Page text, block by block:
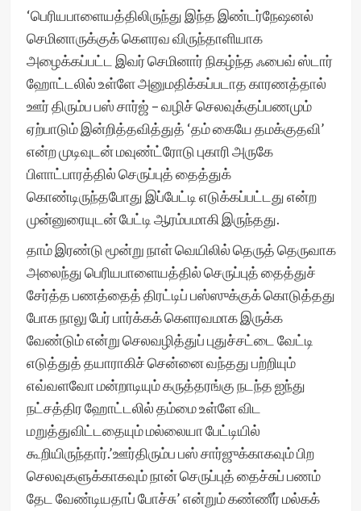
‘பெரியபாளையத்திலிருந்து இந்த இண்டர்நேஷனல்
செமினாருக்குக் கெளரவ விருந்தாளியாக
அழைக்கப்பட்ட இவர் செமினார் நிகழ்ந்த ஃபைவ் ஸ்டார்
ஹோட்டலில் உள்ளே அனுமதிக்கப்படாத காரணத்தால்
ஊர் திரும்ப பஸ் சார்ஜ் – வழிச் செலவுக்குப்பணமும்
ஏற்பாடும் இன்றித்தவித்துத் ‘தம் கையே தமக்குதவி’
என்ற முடிவுடன் மவுண்ட்ரோடு புகாரி அருகே
பிளாட்பாரத்தில் செருப்புத் தைத்துக்
கொண்டிருந்தபோது இப்பேட்டி எடுக்கப்பட்டது என்ற
முன்னுரையுடன் பேட்டி ஆரம்பமாகி இருந்தது.
தாம் இரண்டு மூன்று நாள் வெயிலில் தெருத் தெருவாக
அலைந்து பெரியபாளையத்தில் செருப்புத் தைத்துச்
சேர்த்த பணத்தைத் திரட்டிப் பஸ்ஸுக்குக் கொடுத்தது
போக நாலு பேர் பார்க்கக் கெளரவமாக இருக்க
வேண்டும் என்று செலவழித்துப் புதுச்சட்டை வேட்டி
எடுத்துத் தயாராகிச் சென்னை வந்தது பற்றியும்
எவ்வளவோ மன்றாடியும் கருத்தரங்கு நடந்த ஐந்து
நட்சத்திர ஹோட்டலில் தம்மை உள்ளே விட
மறுத்துவிட்டதையும் மல்லையா பேட்டியில்
கூறியிருந்தார்.’ஊர்திரும்ப பஸ் சார்ஜுக்காகவும் பிற
செலவுகளுக்காகவும் நான் செருப்புத் தைச்சுப் பணம்
தேட வேண்டியதாப் போச்சு’ என்றும் கண்ணீர் மல்கக்